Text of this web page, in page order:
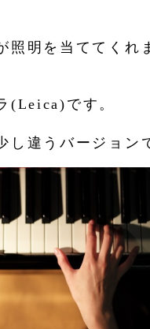
照明を当ててくれ
(Leica)です。
し違うバージョン